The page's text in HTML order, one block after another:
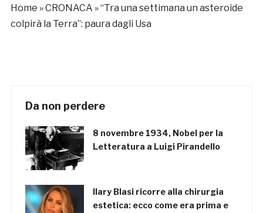
Home »CRONACA »“Tra una settimana un asteroide
colpirà la Terra”: paura dagli Usa
Da non perdere
8 novembre 1934, Nobel per la
Letteratura a Luigi Pirandello
Ilary Blasi ricorre alla chirurgia
estetica: ecco come era prima e